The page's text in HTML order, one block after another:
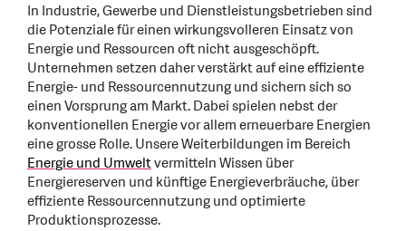
In Industrie, Gewerbe und Dienstleistungsbetrieben sind
die Potenziale für einen wirkungsvolleren Einsatz von
Energie und Ressourcen oft nicht ausgeschöpft.
Unternehmen setzen daher verstärkt auf eine effiziente
Energie- und Ressourcennutzung und sichern sich so
einen Vorsprung am Markt. Dabei spielen nebst der
konventionellen Energie vor allem erneuerbare Energien
eine grosse Rolle. Unsere Weiterbildungen im Bereich
Energie und Umweltvermitteln Wissen über
Energiereserven und künftige Energieverbräuche, über
effiziente Ressourcennutzung und optimierte
Produktionsprozesse.